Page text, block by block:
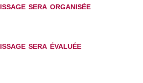
sera organisée
sera évaluée